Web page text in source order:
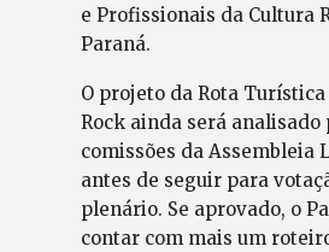
e Profissionais da Cultura
Paraná.
O projeto da Rota
Rock ainda será analisado
comissões da Assembleia
antes de seguir para
plenário. Se aprovado, o
contar com mais um